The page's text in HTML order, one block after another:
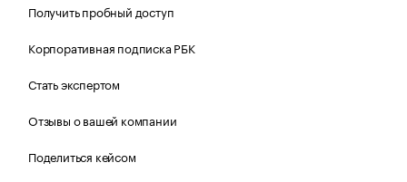
Получить пробный доступ
Корпоративная подписка РБК
Стать экспертом
Отзывы о вашей компании
Поделиться кейсом